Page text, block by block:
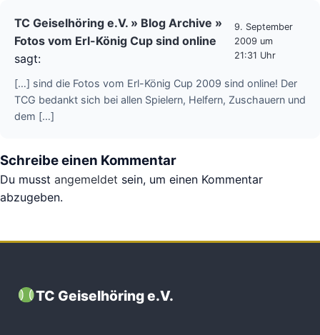
TC Geiselhöring e.V. » Blog Archive »
Fotos vom Erl-König Cup sind online
sagt:
9. September
2009 um
21:31 Uhr
[…] sind die Fotos vom Erl-König Cup 2009 sind online! Der
TCG bedankt sich bei allen Spielern, Helfern, Zuschauern und
dem […]
Schreibe einen Kommentar
Du musst angemeldet sein, um einen Kommentar
abzugeben.
TC Geiselhöring e.V.